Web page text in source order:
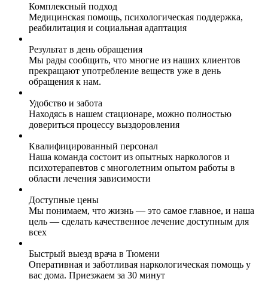
Комплексный подход
Медицинская помощь, психологическая поддержка,
реабилитация и социальная адаптация
Результат в день обращения
Мы рады сообщить, что многие из наших клиентов
прекращают употребление веществ уже в день
обращения к нам.
Удобство и забота
Находясь в нашем стационаре, можно полностью
довериться процессу выздоровления
Квалифицированный персонал
Наша команда состоит из опытных наркологов и
психотерапевтов с многолетним опытом работы в
области лечения зависимости
Доступные цены
Мы понимаем, что жизнь — это самое главное, и наша
цель — сделать качественное лечение доступным для
всех
Быстрый выезд врача в Тюмени
Оперативная и заботливая наркологическая помощь у
вас дома. Приезжаем за 30 минут